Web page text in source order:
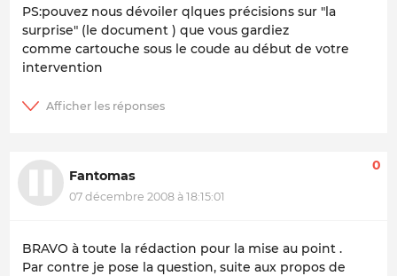
PS:pouvez nous dévoiler qlques précisions sur "la
surprise" (le document ) que vous gardiez
comme cartouche sous le coude au début de votre
intervention
Fantomas
07 décembre 2008 à 18:15:01
0
BRAVO à toute la rédaction pour la mise au point .
Par contre je pose la question, suite aux propos de